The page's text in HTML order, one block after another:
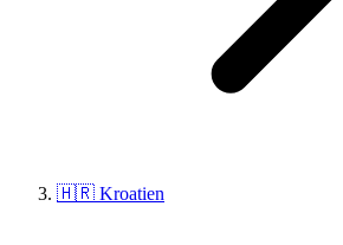
🇭🇷 Kroatien